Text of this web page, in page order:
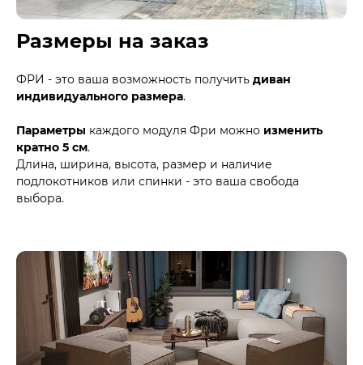
Размеры на заказ
ФРИ - это ваша возможность получить диван
индивидуального размера.
Параметры каждого модуля Фри можно изменить
кратно 5 см.
Длина, ширина, высота, размер и наличие
подлокотников или спинки - это ваша свобода
выбора.